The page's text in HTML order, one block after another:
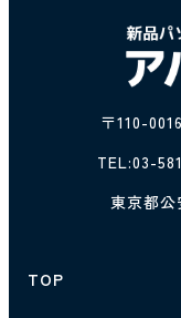
〒110-
TEL:03-
東京都
TOP